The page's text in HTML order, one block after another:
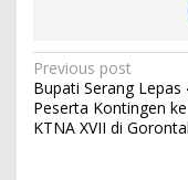
Post
navigation
Previous post
Bupati Serang Lepas
Peserta Kontingen
KTNA XVII di